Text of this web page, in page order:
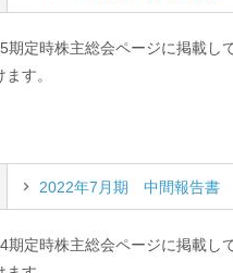
定時株主総会ページに掲載し
す。
2022年7月期 中間報告書
定時株主総会ページに掲載し